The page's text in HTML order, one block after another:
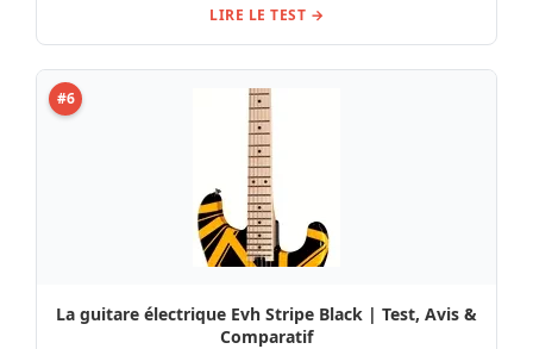
LIRE LE TEST →
#6
La guitare électrique Evh Stripe Black | Test, Avis &
Comparatif